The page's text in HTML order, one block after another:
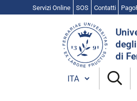
Servizi Online SOS Contatti
di
Cambia lingua